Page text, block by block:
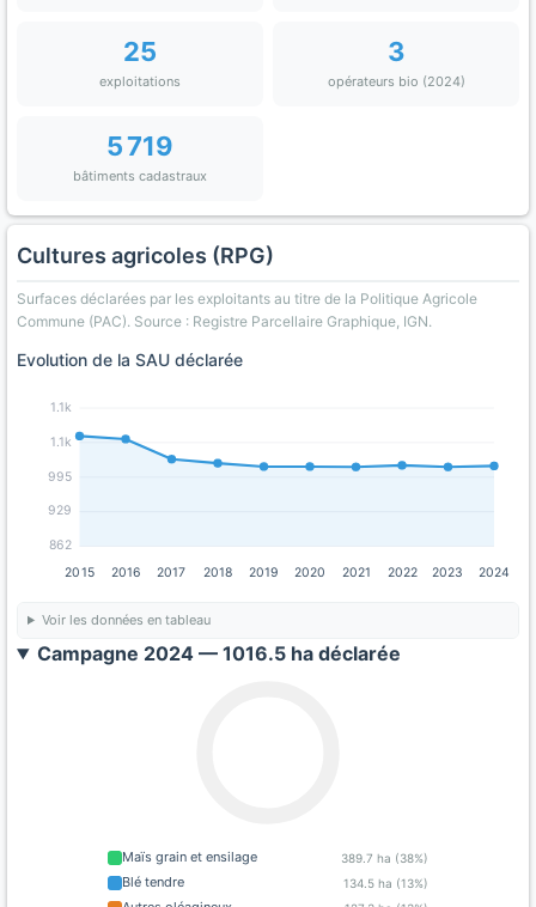
25
exploitations
3
opérateurs bio (2024)
5 719
bâtiments cadastraux
Cultures agricoles (RPG)
Surfaces déclarées par les exploitants au titre de la Politique Agricole
Commune (PAC). Source : Registre Parcellaire Graphique, IGN.
Evolution de la SAU déclarée
862
929
995
1.1k
1.1k
2015 2016 2017 2018 2019 2020 2021 2022 2023 2024
Voir les données en tableau
Campagne 2024 — 1016.5 ha déclarée
Maïs grain et ensilage 389.7 ha (38%)
Blé tendre 134.5 ha (13%)